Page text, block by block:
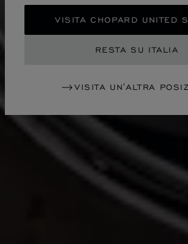
VISITA CHOPARD UNITED
RESTA SU ITALIA
VISITA UN'ALTRA